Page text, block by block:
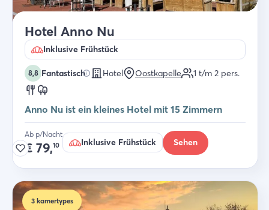
Hotel Anno Nu
Inklusive Frühstück
8,8 Fantastisch Hotel Oostkapelle 1 t/m 2 pers.
Anno Nu ist ein kleines Hotel mit 15 Zimmern
Ab p/Nacht
€ 79,10 Inklusive Frühstück Sehen
3 kamertypes